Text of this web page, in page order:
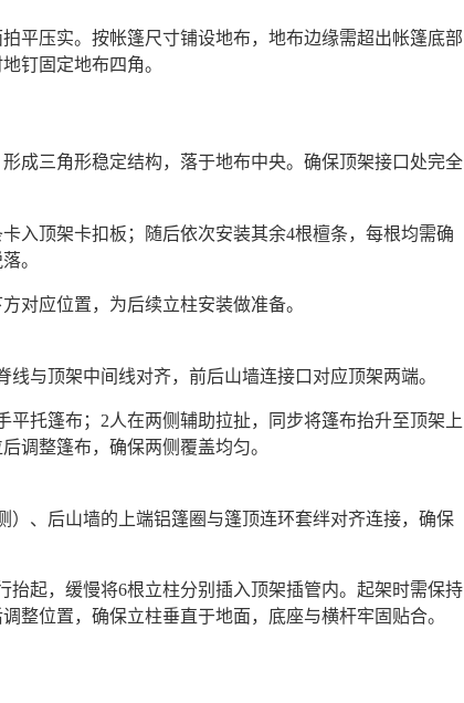
平压实。按帐篷尺寸铺设地布，地布边缘需超出帐篷底部
钉固定地布四角。
成三角形稳定结构，落于地布中央。确保顶架接口处完全
入顶架卡扣板；随后依次安装其余4根檀条，每根均需确
。
对应位置，为后续立柱安装做准备。
与顶架中间线对齐，前后山墙连接口对应顶架两端。
托篷布；2人在两侧辅助拉扯，同步将篷布抬升至顶架上
调整篷布，确保两侧覆盖均匀。
）、后山墙的上端铝篷圈与篷顶连环套绊对齐连接，确保
起，缓慢将6根立柱分别插入顶架插管内。起架时需保持
整位置，确保立柱垂直于地面，底座与横杆牢固贴合。